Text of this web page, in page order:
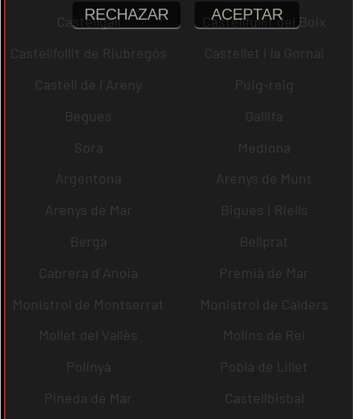
Castellgalí
Castellfullit del Boix
Castellfollit de Riubregós
Castellet i la Gornal
Castell de l´Areny
Puig-reig
Begues
Gallifa
Sora
Mediona
Argentona
Arenys de Munt
Arenys de Mar
Bigues i Riells
Berga
Bellprat
Cabrera d´Anoia
Premià de Mar
Monistrol de Montserrat
Monistrol de Calders
Mollet del Vallès
Molins de Rei
Polinyà
Pobla de Lillet
Pineda de Mar
Castellbisbal
RECHAZAR ACEPTAR